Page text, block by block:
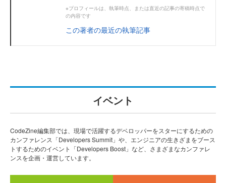
※プロフィールは、執筆時点、または直近の記事の寄稿時点で
の内容です
この著者の最近の執筆記事
イベント
CodeZine編集部では、現場で活躍するデベロッパーをスターにするための
カンファレンス「Developers Summit」や、エンジニアの生きざまをブース
トするためのイベント「Developers Boost」など、さまざまなカンファレ
ンスを企画・運営しています。